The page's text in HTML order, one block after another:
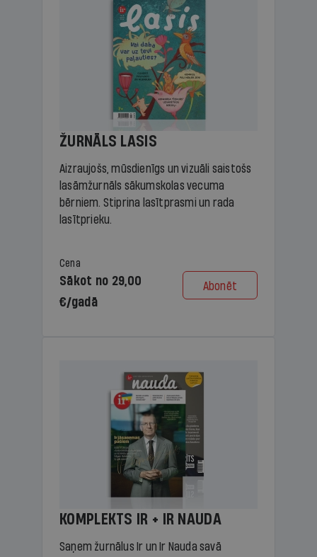
ŽURNĀLS LASIS
Aizraujošs, mūsdienīgs un vizuāli saistošs
lasāmžurnāls sākumskolas vecuma
bērniem. Stiprina lasītprasmi un rada
lasītprieku.
Cena
Sākot no 29,00
€/gadā
Abonēt
KOMPLEKTS IR + IR NAUDA
Saņem žurnālus Ir un Ir Nauda savā